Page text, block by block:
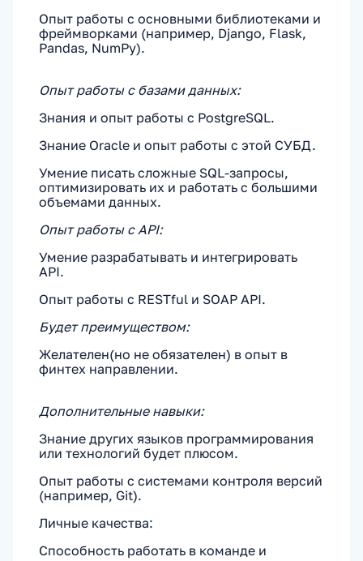
Опыт работы с основными библиотеками и
фреймворками (например, Django, Flask,
Pandas, NumPy).
Опыт работы с базами данных:
Знания и опыт работы с PostgreSQL.
Знание Oracle и опыт работы с этой СУБД.
Умение писать сложные SQL-запросы,
оптимизировать их и работать с большими
объемами данных.
Опыт работы с API:
Умение разрабатывать и интегрировать
API.
Опыт работы с RESTful и SOAP API.
Будет преимуществом:
Желателен(но не обязателен) в опыт в
финтех направлении.
Дополнительные навыки:
Знание других языков программирования
или технологий будет плюсом.
Опыт работы с системами контроля версий
(например, Git).
Личные качества:
Способность работать в команде и